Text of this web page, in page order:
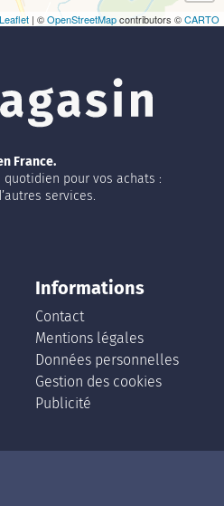
Leaflet | ©OpenStreetMapcontributors ©CARTO
France.
quotidien pour vos achats :
services.
Informations
Contact
Mentions légales
Données personnelles
Gestion des cookies
Publicité